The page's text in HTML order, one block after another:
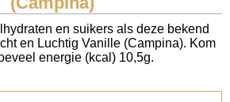
en suikers als deze bekend
en Luchtig Vanille (Campina). Kom
energie (kcal) 10,5g.